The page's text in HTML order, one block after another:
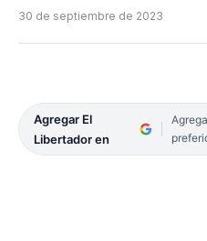
30 de septiembre de 2023
Agregar El
Libertador en